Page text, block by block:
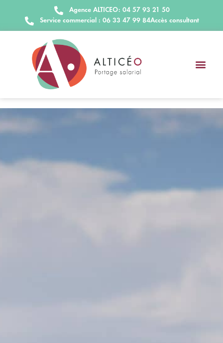
Agence ALTICEO: 04 57 93 21 50
Service commercial : 06 33 47 99 84Accès consultant